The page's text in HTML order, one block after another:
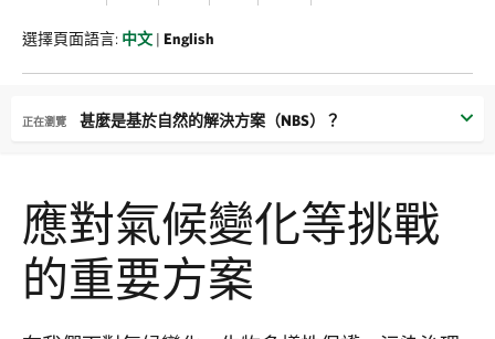
選擇頁面語言: 中文 | English
正在瀏覽 甚麼是基於自然的解決方案（NBS）？
應對氣候變化等挑戰
的重要方案